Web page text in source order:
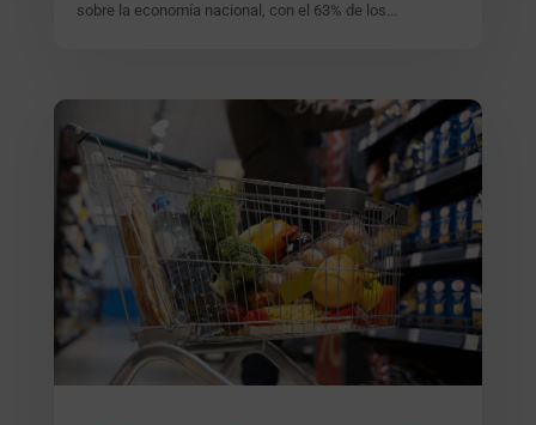
sobre la economía nacional, con el 63% de los...